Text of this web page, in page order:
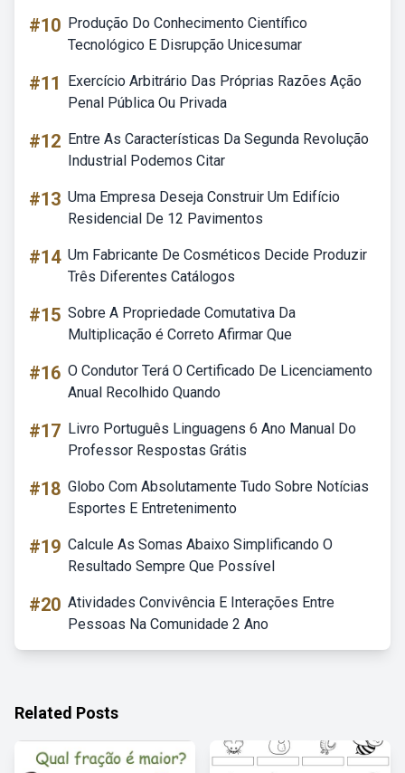
#10 Produção Do Conhecimento Científico
Tecnológico E Disrupção Unicesumar
#11
Exercício Arbitrário Das Próprias Razões Ação
Penal Pública Ou Privada
#12 Entre As Características Da Segunda Revolução
Industrial Podemos Citar
#13 Uma Empresa Deseja Construir Um Edifício
Residencial De 12 Pavimentos
#14 Um Fabricante De Cosméticos Decide Produzir
Três Diferentes Catálogos
#15 Sobre A Propriedade Comutativa Da
Multiplicação é Correto Afirmar Que
#16 O Condutor Terá O Certificado De Licenciamento
Anual Recolhido Quando
#17 Livro Português Linguagens 6 Ano Manual Do
Professor Respostas Grátis
#18 Globo Com Absolutamente Tudo Sobre Notícias
Esportes E Entretenimento
#19 Calcule As Somas Abaixo Simplificando O
Resultado Sempre Que Possível
#20 Atividades Convivência E Interações Entre
Pessoas Na Comunidade 2 Ano
Related Posts